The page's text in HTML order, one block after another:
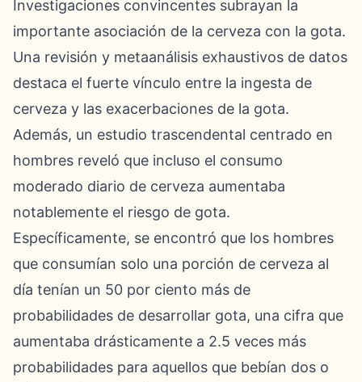
Investigaciones convincentes subrayan la
importante asociación de la cerveza con la gota.
Una revisión y metaanálisis exhaustivos de datos
destaca el fuerte vínculo entre la ingesta de
cerveza y las exacerbaciones de la gota.
Además, un estudio trascendental centrado en
hombres reveló que incluso el consumo
moderado diario de cerveza aumentaba
notablemente el riesgo de gota.
Específicamente, se encontró que los hombres
que consumían solo una porción de cerveza al
día tenían un 50 por ciento más de
probabilidades de desarrollar gota, una cifra que
aumentaba drásticamente a 2.5 veces más
probabilidades para aquellos que bebían dos o